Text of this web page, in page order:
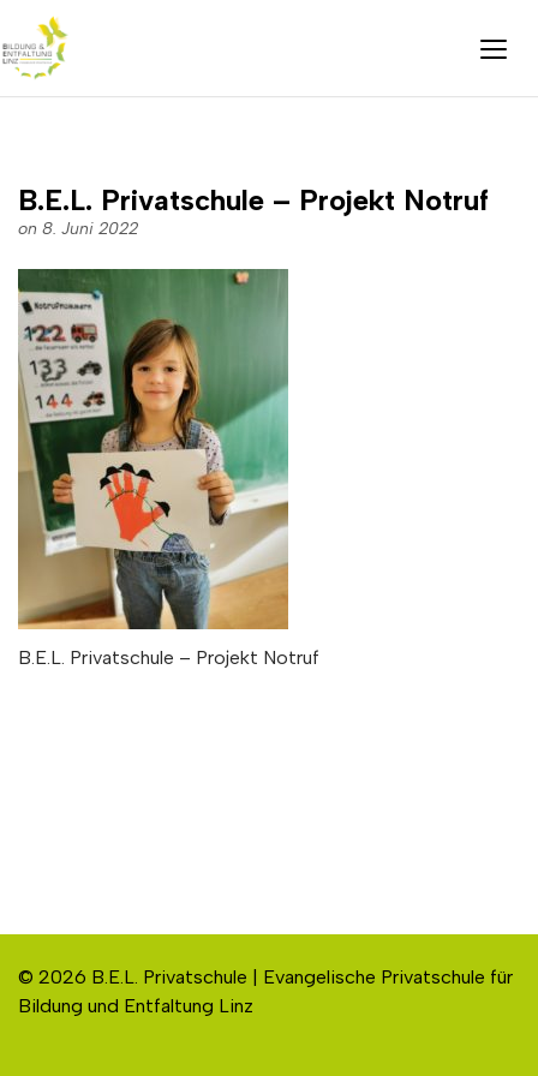
B.E.L. Privatschule – Projekt Notruf
on 8. Juni 2022
B.E.L. Privatschule – Projekt Notruf
© 2026 B.E.L. Privatschule | Evangelische Privatschule für
Bildung und Entfaltung Linz